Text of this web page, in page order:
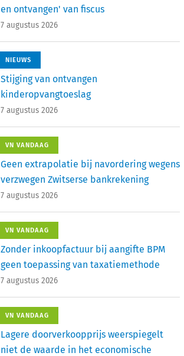
en ontvangen' van fiscus
7 augustus 2026
NIEUWS
Stijging van ontvangen
kinderopvangtoeslag
7 augustus 2026
VN VANDAAG
Geen extrapolatie bij navordering wegens
verzwegen Zwitserse bankrekening
7 augustus 2026
VN VANDAAG
Zonder inkoopfactuur bij aangifte BPM
geen toepassing van taxatiemethode
7 augustus 2026
VN VANDAAG
Lagere doorverkoopprijs weerspiegelt
niet de waarde in het economische